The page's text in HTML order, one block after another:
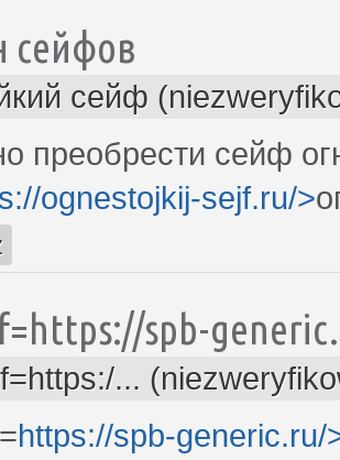
сейфов
сейф
преобрести сейф
ognestojkij-sejf.ru/>
spb-
...
https://spb-generic.ru/